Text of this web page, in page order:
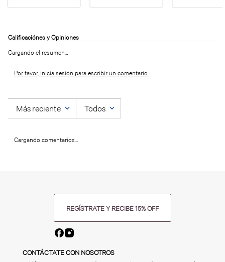
Cargando el resumen…
Por favor, inicia sesión para escribir un comentario.
Más reciente Todos
Cargando comentarios…
REGÍSTRATE Y RECIBE 15% OFF
CONTÁCTATE CON NOSOTROS